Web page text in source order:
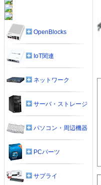
OpenBlocks
IoT関連
ネットワーク
サーバ・ストレージ
パソコン・周辺機器
PCパーツ
サプライ